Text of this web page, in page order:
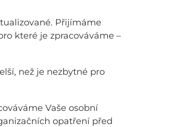
Přijímáme
které je zpracováváme –
než je nezbytné pro
Vaše osobní
opatření před